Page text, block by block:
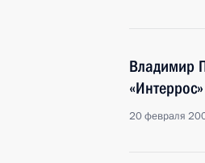
Владимир
20 февраля